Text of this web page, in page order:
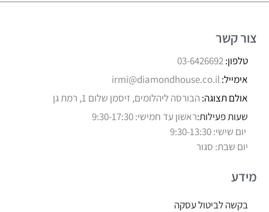
צור קשר
טלפון:03-6426692
אימייל:irmi@diamondhouse.co.il
אולם תצוגה: הבורסה ליהלומים, זיסמן שלום 1, רמת גן
שעות פעילות:ראשון עד חמישי: 9:30-17:30
יום שישי: 9:30-13:30
יום שבת: סגור
מידע
בקשה לביטול עסקה